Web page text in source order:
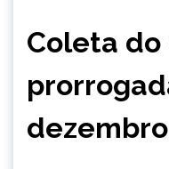
CAPELINHA
GERAIS
Coleta do
dezembro